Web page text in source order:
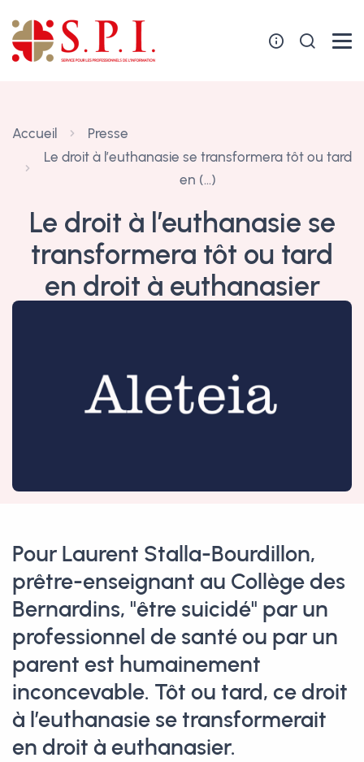
Accueil
Presse
Le droit à l’euthanasie se transformera tôt ou tard
en (…)
Le droit à l’euthanasie se
transformera tôt ou tard
en droit à euthanasier
Pour Laurent Stalla-Bourdillon,
prêtre-enseignant au Collège des
Bernardins, "être suicidé" par un
professionnel de santé ou par un
parent est humainement
inconcevable. Tôt ou tard, ce droit
à l’euthanasie se transformerait
en droit à euthanasier.